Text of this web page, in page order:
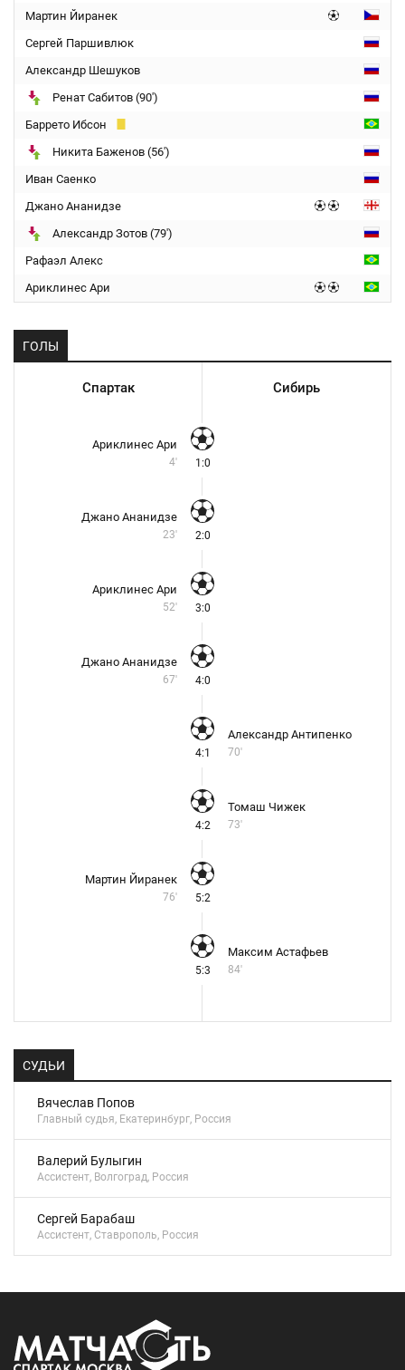
Мартин Йиранек
Сергей Паршивлюк
Александр Шешуков
Ренат Сабитов (90')
Баррето Ибсон
Никита Баженов (56')
Иван Саенко
Джано Ананидзе
Александр Зотов (79')
Рафаэл Алекс
Ариклинес Ари
ГОЛЫ
Спартак Сибирь
Ариклинес Ари
4' 1:0
Джано Ананидзе
23' 2:0
Ариклинес Ари
52' 3:0
Джано Ананидзе
67' 4:0
4:1
Александр Антипенко
70'
4:2
Томаш Чижек
73'
Мартин Йиранек
76' 5:2
5:3
Максим Астафьев
84'
СУДЬИ
Вячеслав Попов
Главный судья, Екатеринбург, Россия
Валерий Булыгин
Ассистент, Волгоград, Россия
Сергей Барабаш
Ассистент, Ставрополь, Россия